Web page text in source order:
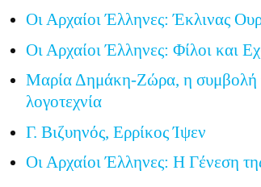
Οι Αρχαίοι Έλληνες: Έκλινας
Οι Αρχαίοι Έλληνες: Φίλοι και
Μαρία Δημάκη-Ζώρα, η συμβολή
λογοτεχνία
Γ. Βιζυηνός, Ερρίκος Ίψεν
Οι Αρχαίοι Έλληνες: Η Γένεση